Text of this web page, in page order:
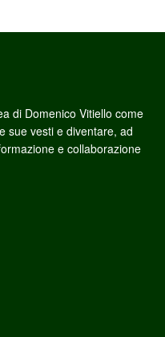
di Domenico Vitiello come
sue vesti e diventare, ad
e collaborazione